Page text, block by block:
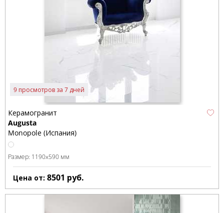
9 просмотров за 7 дней
Керамогранит
Augusta
Monopole (Испания)
Размер: 1190x590 мм
Цена от: 8501 руб.